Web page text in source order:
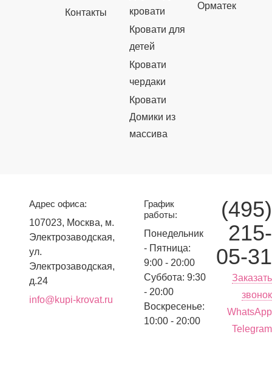
Контакты
кровати
Кровати для
детей
Кровати
чердаки
Кровати
Домики из
массива
Орматек
Адрес офиса:
107023, Москва, м.
Электрозаводская,
ул.
Электрозаводская,
д.24
info@kupi-krovat.ru
График
работы:
Понедельник
- Пятница:
9:00 - 20:00
Суббота: 9:30
- 20:00
Воскресенье:
10:00 - 20:00
(495)
215-
05-31
Заказать
звонок
WhatsApp
Telegram